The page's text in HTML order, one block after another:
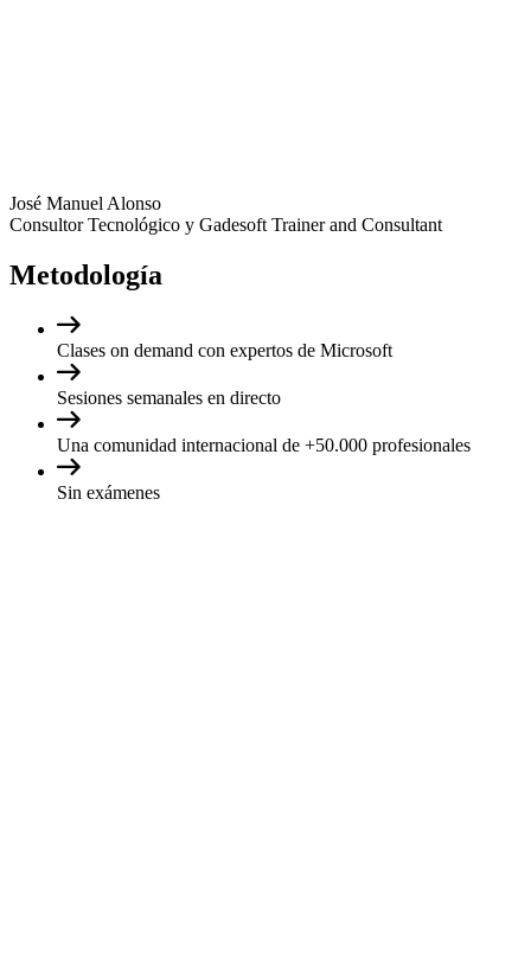
José Manuel Alonso
Consultor Tecnológico y Gadesoft Trainer and Consultant
Metodología
Clases on demand con expertos de Microsoft
Sesiones semanales en directo
Una comunidad internacional de +50.000 profesionales
Sin exámenes